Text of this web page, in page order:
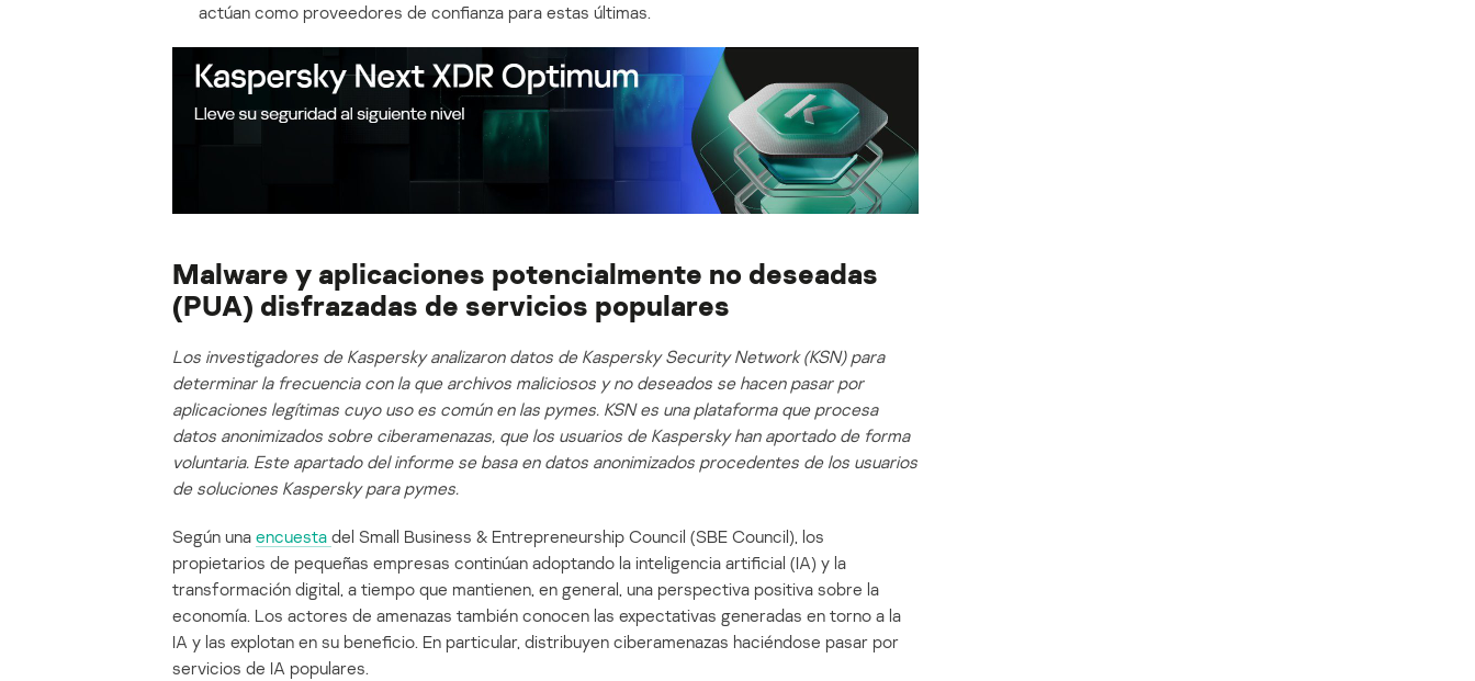
actúan como proveedores de confianza para estas últimas.
Malware y aplicaciones potencialmente no deseadas
(PUA) disfrazadas de servicios populares
Los investigadores de Kaspersky analizaron datos de Kaspersky Security Network (KSN) para
determinar la frecuencia con la que archivos maliciosos y no deseados se hacen pasar por
aplicaciones legítimas cuyo uso es común en las pymes. KSN es una plataforma que procesa
datos anonimizados sobre ciberamenazas, que los usuarios de Kaspersky han aportado de forma
voluntaria. Este apartado del informe se basa en datos anonimizados procedentes de los usuarios
de soluciones Kaspersky para pymes.
Según una encuesta del Small Business & Entrepreneurship Council (SBE Council), los
propietarios de pequeñas empresas continúan adoptando la inteligencia artificial (IA) y la
transformación digital, a tiempo que mantienen, en general, una perspectiva positiva sobre la
economía. Los actores de amenazas también conocen las expectativas generadas en torno a la
IA y las explotan en su beneficio. En particular, distribuyen ciberamenazas haciéndose pasar por
servicios de IA populares.